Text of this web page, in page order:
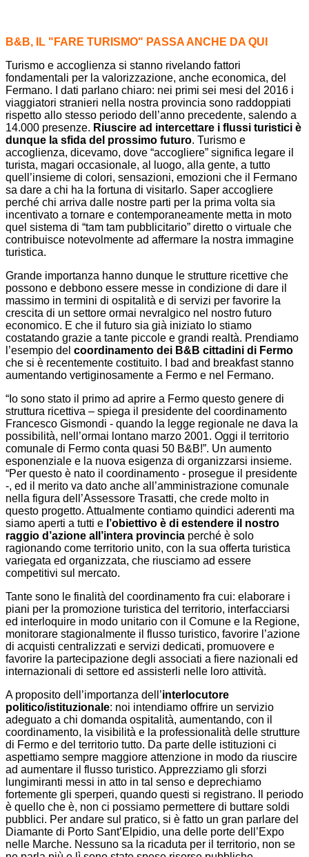
B&B, IL "FARE TURISMO" PASSA ANCHE DA QUI
Turismo e accoglienza si stanno rivelando fattori
fondamentali per la valorizzazione, anche economica, del
Fermano. I dati parlano chiaro: nei primi sei mesi del 2016 i
viaggiatori stranieri nella nostra provincia sono raddoppiati
rispetto allo stesso periodo dell’anno precedente, salendo a
14.000 presenze. Riuscire ad intercettare i flussi turistici è
dunque la sfida del prossimo futuro. Turismo e
accoglienza, dicevamo, dove “accogliere” significa legare il
turista, magari occasionale, al luogo, alla gente, a tutto
quell’insieme di colori, sensazioni, emozioni che il Fermano
sa dare a chi ha la fortuna di visitarlo. Saper accogliere
perché chi arriva dalle nostre parti per la prima volta sia
incentivato a tornare e contemporaneamente metta in moto
quel sistema di “tam tam pubblicitario” diretto o virtuale che
contribuisce notevolmente ad affermare la nostra immagine
turistica.
Grande importanza hanno dunque le strutture ricettive che
possono e debbono essere messe in condizione di dare il
massimo in termini di ospitalità e di servizi per favorire la
crescita di un settore ormai nevralgico nel nostro futuro
economico. E che il futuro sia già iniziato lo stiamo
costatando grazie a tante piccole e grandi realtà. Prendiamo
l’esempio del coordinamento dei B&B cittadini di Fermo
che si è recentemente costituito. I bad and breakfast stanno
aumentando vertiginosamente a Fermo e nel Fermano.
“Io sono stato il primo ad aprire a Fermo questo genere di
struttura ricettiva – spiega il presidente del coordinamento
Francesco Gismondi - quando la legge regionale ne dava la
possibilità, nell’ormai lontano marzo 2001. Oggi il territorio
comunale di Fermo conta quasi 50 B&B!”. Un aumento
esponenziale e la nuova esigenza di organizzarsi insieme.
“Per questo è nato il coordinamento - prosegue il presidente
-, ed il merito va dato anche all’amministrazione comunale
nella figura dell’Assessore Trasatti, che crede molto in
questo progetto. Attualmente contiamo quindici aderenti ma
siamo aperti a tutti e l’obiettivo è di estendere il nostro
raggio d’azione all’intera provincia perché è solo
ragionando come territorio unito, con la sua offerta turistica
variegata ed organizzata, che riusciamo ad essere
competitivi sul mercato.
Tante sono le finalità del coordinamento fra cui: elaborare i
piani per la promozione turistica del territorio, interfacciarsi
ed interloquire in modo unitario con il Comune e la Regione,
monitorare stagionalmente il flusso turistico, favorire l’azione
di acquisti centralizzati e servizi dedicati, promuovere e
favorire la partecipazione degli associati a fiere nazionali ed
internazionali di settore ed assisterli nelle loro attività.
A proposito dell’importanza dell’interlocutore
politico/istituzionale: noi intendiamo offrire un servizio
adeguato a chi domanda ospitalità, aumentando, con il
coordinamento, la visibilità e la professionalità delle strutture
di Fermo e del territorio tutto. Da parte delle istituzioni ci
aspettiamo sempre maggiore attenzione in modo da riuscire
ad aumentare il flusso turistico. Apprezziamo gli sforzi
lungimiranti messi in atto in tal senso e deprechiamo
fortemente gli sperperi, quando questi si registrano. Il periodo
è quello che è, non ci possiamo permettere di buttare soldi
pubblici. Per andare sul pratico, si è fatto un gran parlare del
Diamante di Porto Sant’Elpidio, una delle porte dell’Expo
nelle Marche. Nessuno sa la ricaduta per il territorio, non se